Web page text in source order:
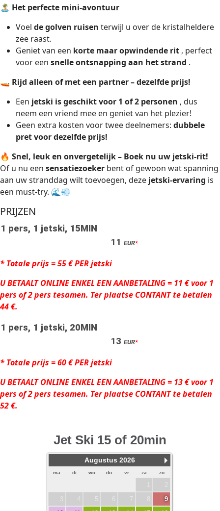
🏝 Het perfecte mini-avontuur
Voel de golven ruisen terwijl u over de kristalheldere
zee raast.
Geniet van een korte maar opwindende rit , perfect
voor een snelle ontsnapping aan het strand .
🚤 Rijd alleen of met een partner – dezelfde prijs!
Een jetski is geschikt voor 1 of 2 personen , dus
neem een ​​vriend mee en geniet van het plezier!
Geen extra kosten voor twee deelnemers: dubbele
pret voor dezelfde prijs!
🔥 Snel, leuk en onvergetelijk – Boek nu uw jetski-rit!
Of u nu een sensatiezoeker bent of gewoon wat spanning
aan uw stranddag wilt toevoegen, deze jetski-ervaring is
een must-try. 🌊💨
PRIJZEN
1 pers, 1 jetski, 15MIN
11 EUR*
* Totale prijs = 55 € PER jetski
U BETAALT ONLINE ENKEL EEN AANBETALING = 11 € voor 1
pers of 2 pers tesamen. Ter plaatse CONTANT te betalen
44 €.
1 pers, 1 jetski, 20MIN
13 EUR*
* Totale prijs = 60 € PER jetski
U BETAALT ONLINE ENKEL EEN AANBETALING = 13 €voor 1
pers of 2 pers tesamen. Ter plaatse CONTANT te betalen
52 €.